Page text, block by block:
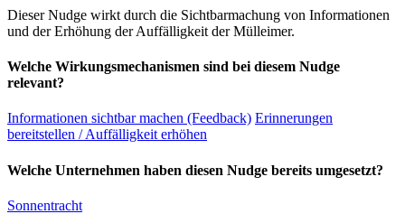
Dieser Nudge wirkt durch die Sichtbarmachung von Informationen
und der Erhöhung der Auffälligkeit der Mülleimer.
Welche Wirkungsmechanismen sind bei diesem Nudge
relevant?
Informationen sichtbar machen (Feedback) Erinnerungen
bereitstellen / Auffälligkeit erhöhen
Welche Unternehmen haben diesen Nudge bereits umgesetzt?
Sonnentracht